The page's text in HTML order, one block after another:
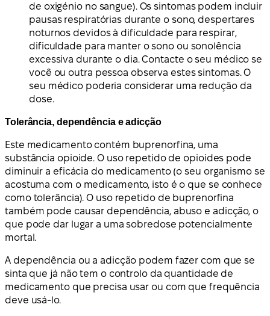
de oxigénio no sangue). Os sintomas podem incluir
pausas respiratórias durante o sono, despertares
noturnos devidos à dificuldade para respirar,
dificuldade para manter o sono ou sonolência
excessiva durante o dia. Contacte o seu médico se
você ou outra pessoa observa estes sintomas. O
seu médico poderia considerar uma redução da
dose.
Tolerância, dependência e adicção
Este medicamento contém buprenorfina, uma
substância opioide. O uso repetido de opioides pode
diminuir a eficácia do medicamento (o seu organismo se
acostuma com o medicamento, isto é o que se conhece
como tolerância). O uso repetido de buprenorfina
também pode causar dependência, abuso e adicção, o
que pode dar lugar a uma sobredose potencialmente
mortal.
A dependência ou a adicção podem fazer com que se
sinta que já não tem o controlo da quantidade de
medicamento que precisa usar ou com que frequência
deve usá-lo.